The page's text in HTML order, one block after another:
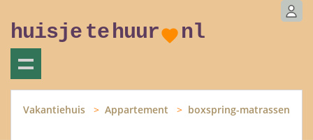
huisje tehuur nl
Vakantiehuis Appartement boxspring-matrassen